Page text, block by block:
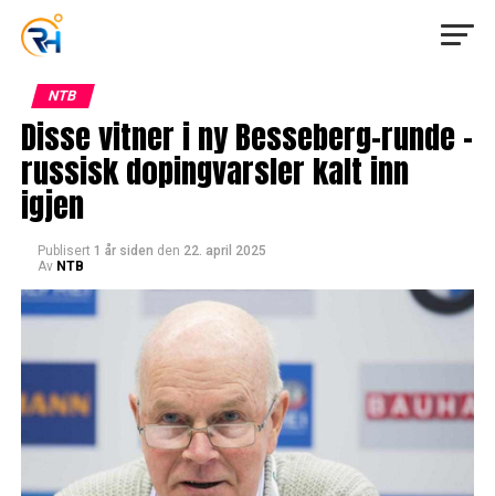
NTB
Disse vitner i ny Besseberg-runde –
russisk dopingvarsler kalt inn
igjen
Publisert 1 år siden den 22. april 2025
Av NTB